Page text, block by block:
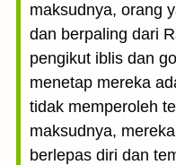
maksudnya, orang
dan berpaling dari
pengikut iblis dan
menetap mereka
tidak memperoleh
maksudnya,
berlepas diri dan